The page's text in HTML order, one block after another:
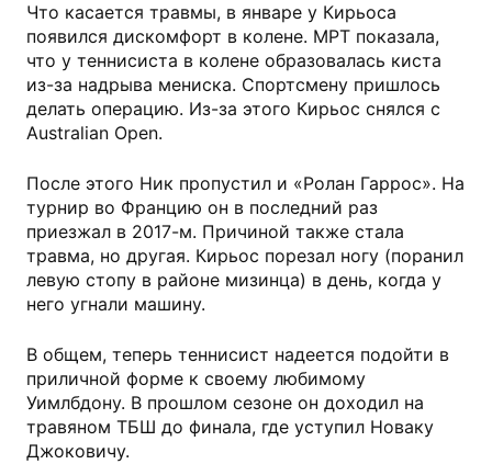
Что касается травмы, в январе у Кирьоса
появился дискомфорт в колене. МРТ показала,
что у теннисиста в колене образовалась киста
из-за надрыва мениска. Спортсмену пришлось
делать операцию. Из-за этого Кирьос снялся с
Australian Open.
После этого Ник пропустил и «Ролан Гаррос». На
турнир во Францию он в последний раз
приезжал в 2017-м. Причиной также стала
травма, но другая. Кирьос порезал ногу (поранил
левую стопу в районе мизинца) в день, когда у
него угнали машину.
В общем, теперь теннисист надеется подойти в
приличной форме к своему любимому
Уимлбдону. В прошлом сезоне он доходил на
травяном ТБШ до финала, где уступил Новаку
Джоковичу.